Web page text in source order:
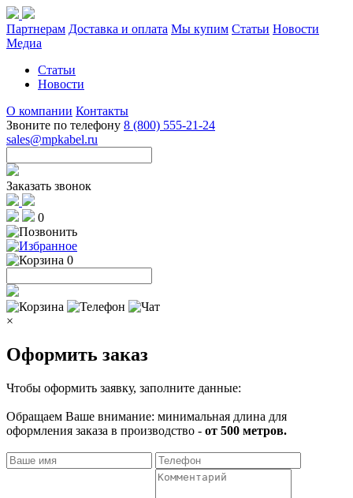
Партнерам Доставка и оплата Мы купим Статьи Новости
Медиа
Статьи
Новости
О компании Контакты
Звоните по телефону 8 (800) 555-21-24
sales@mpkabel.ru
Заказать звонок
0
0
×
Оформить заказ
Чтобы оформить заявку, заполните данные:
Обращаем Ваше внимание: минимальная длина для
оформления заказа в производство - от 500 метров.